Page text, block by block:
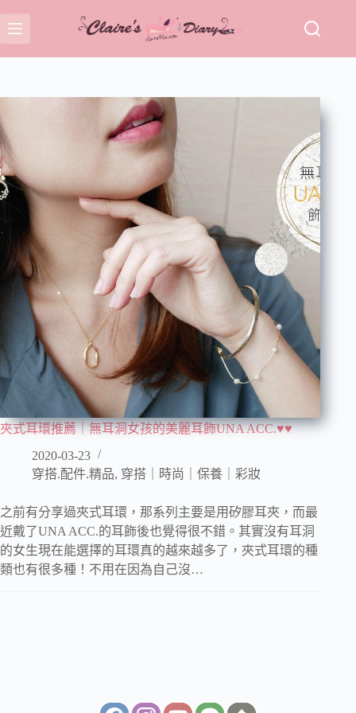
至
主
夾式耳環推薦｜無耳洞女孩的美麗耳飾UNA ACC.♥♥
2020-03-23
穿搭.配件.精品, 穿搭｜時尚｜保養｜彩妝
之前有分享過夾式耳環，那系列主要是用矽膠耳夾，而最
近戴了UNA ACC.的耳飾後也覺得很不錯。其實沒有耳洞
的女生現在能選擇的耳環真的越來越多了，夾式耳環的種
類也有很多種！不用在因為自己沒…